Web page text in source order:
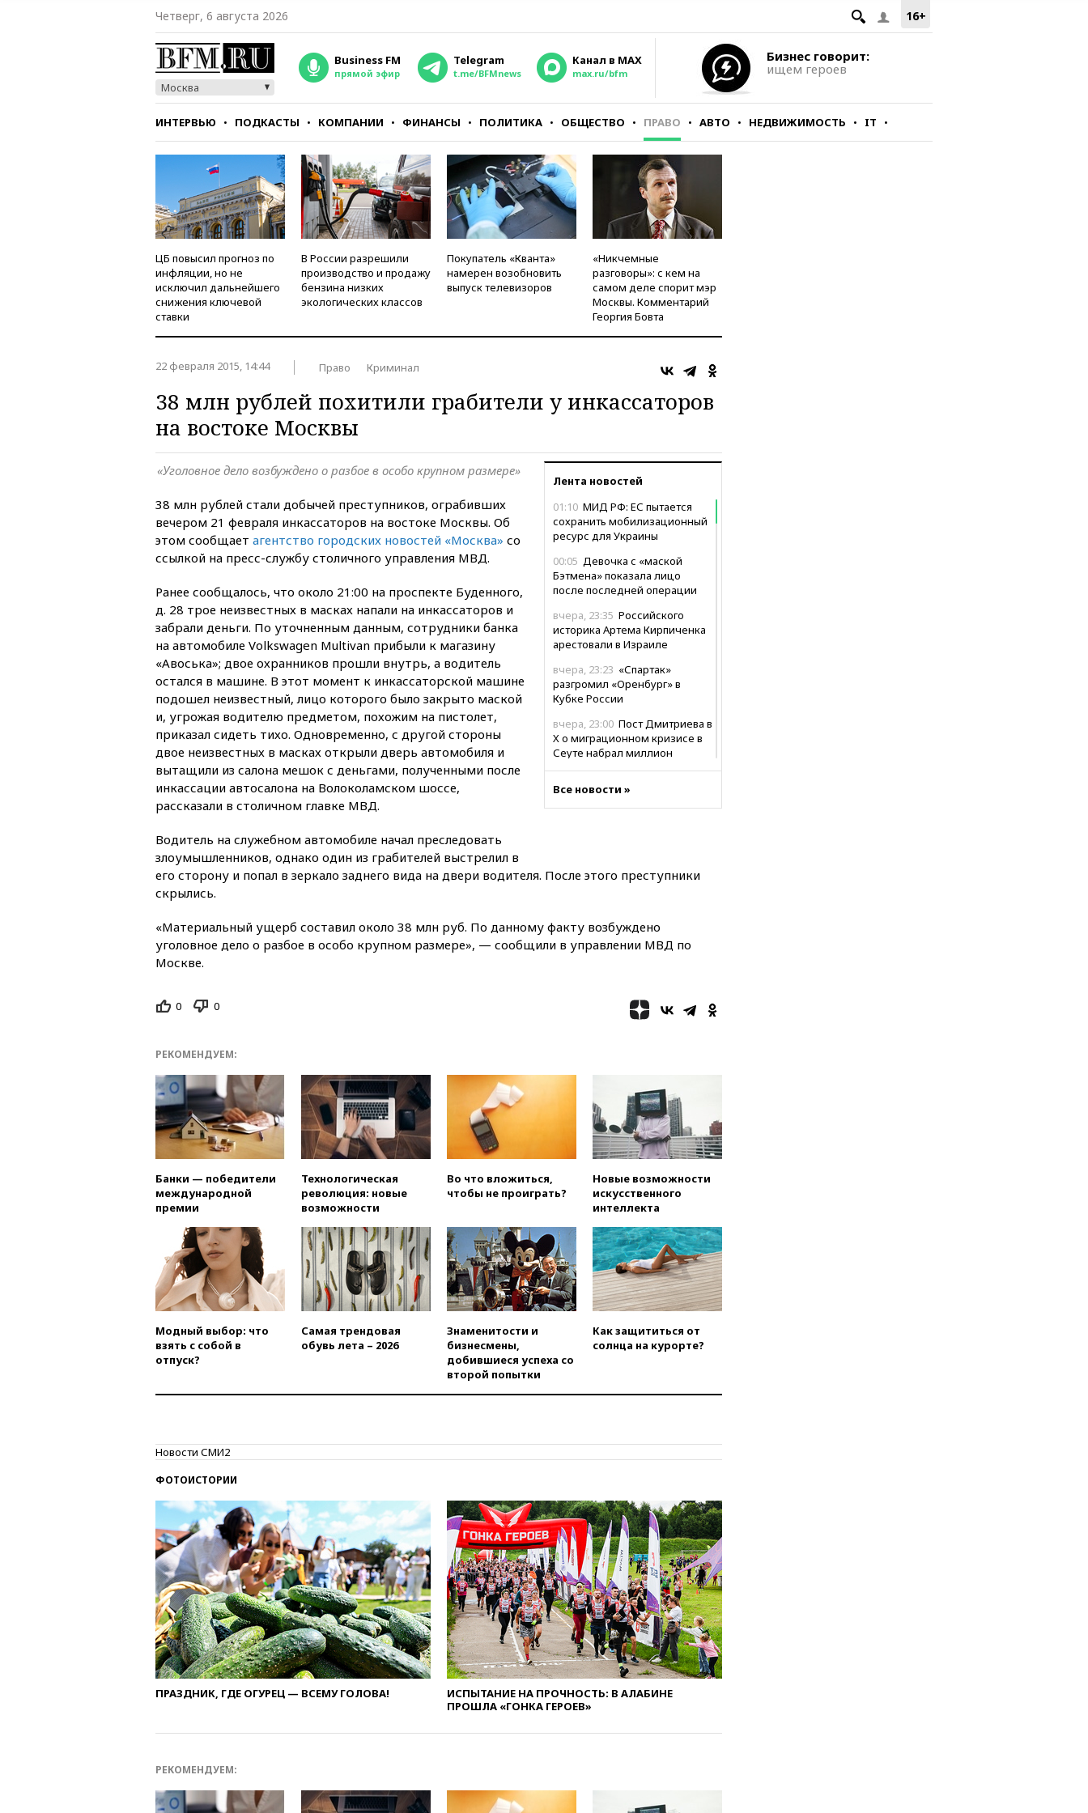
16+
Четверг, 6 августа 2026
Москва
Business FM
прямой эфир
Telegram
t.me/BFMnews
Канал в MAX
max.ru/bfm
Бизнес говорит:
ищем героев
ИНТЕРВЬЮ ПОДКАСТЫ КОМПАНИИ ФИНАНСЫ ПОЛИТИКА ОБЩЕСТВО ПРАВО АВТО НЕДВИЖИМОСТЬ IT
СТИЛЬ ТЕСТЫ
ЦБ повысил прогноз по
инфляции, но не
исключил дальнейшего
снижения ключевой
ставки
В России разрешили
производство и продажу
бензина низких
экологических классов
Покупатель «Кванта»
намерен возобновить
выпуск телевизоров
«Никчемные
разговоры»: с кем на
самом деле спорит мэр
Москвы. Комментарий
Георгия Бовта
22 февраля 2015, 14:44 Право Криминал
38 млн рублей похитили грабители у инкассаторов
на востоке Москвы
Лента новостей
01:10 МИД РФ: ЕС пытается
сохранить мобилизационный
ресурс для Украины
00:05 Девочка с «маской
Бэтмена» показала лицо
после последней операции
вчера, 23:35 Российского
историка Артема Кирпиченка
арестовали в Израиле
вчера, 23:23 «Спартак»
разгромил «Оренбург» в
Кубке России
вчера, 23:00 Пост Дмитриева в
X о миграционном кризисе в
Сеуте набрал миллион
вчера, 22:49Минпромторг:
банкротство «Кванта» не
вчера, 22:35Семь грузовых
вчера, 22:22Минфин: в июле
выросли нефтегазовые
согласовал первый стандарт
исламского банкинга
вчера, 21:35
Машков: в РФ
подготовили концепцию
развития театрального
искусства до 2035 года
вчера, 21:21Правительство
РФ разрешило продажу
бензина старых
вчера, 21:15Путин обсудил с
Машковым 150-летие Союза
театральных деятелей
вчера, 20:47Newsweek:
«взрывная» диарея охватила
47 из 50 штатов США
вчера, 20:35 ПВО за 12 часов
сбила 200 украинских
вчера, 20:15ТАСС: жизни
угрожает
вчера, 20:08По всей Грузии
снова отключилось
электричество
вчера, 20:00Зеленский связал
дефицит ракет с попыткой
Запада принудить Киев к
уступкам
вчера, 19:45Памфилова: ЦИК
примет беспрецедентные
меры безопасности во время
выборов
сообщила об омоложении
вчера, 19:25
прокомментировал первый
Все новости »
«Уголовное дело возбуждено о разбое в особо крупном размере»
38 млн рублей стали добычей преступников, ограбивших
вечером 21 февраля инкассаторов на востоке Москвы. Об
этом сообщает агентство городских новостей «Москва» со
ссылкой на пресс-службу столичного управления МВД.
Ранее сообщалось, что около 21:00 на проспекте Буденного,
д. 28 трое неизвестных в масках напали на инкассаторов и
забрали деньги. По уточненным данным, сотрудники банка
на автомобиле Volkswagen Multivan прибыли к магазину
«Авоська»; двое охранников прошли внутрь, а водитель
остался в машине. В этот момент к инкассаторской машине
подошел неизвестный, лицо которого было закрыто маской
и, угрожая водителю предметом, похожим на пистолет,
приказал сидеть тихо. Одновременно, с другой стороны
двое неизвестных в масках открыли дверь автомобиля и
вытащили из салона мешок с деньгами, полученными после
инкассации автосалона на Волоколамском шоссе,
рассказали в столичном главке МВД.
Водитель на служебном автомобиле начал преследовать
злоумышленников, однако один из грабителей выстрелил в
его сторону и попал в зеркало заднего вида на двери водителя. После этого преступники
скрылись.
«Материальный ущерб составил около 38 млн руб. По данному факту возбуждено
уголовное дело о разбое в особо крупном размере», — сообщили в управлении МВД по
Москве.
0 0
РЕКОМЕНДУЕМ:
Банки — победители
международной
премии
Технологическая
революция: новые
возможности
Во что вложиться,
чтобы не проиграть?
Новые возможности
искусственного
интеллекта
Модный выбор: что
взять с собой в
отпуск?
Самая трендовая
обувь лета – 2026
Знаменитости и
бизнесмены,
добившиеся успеха со
второй попытки
Как защититься от
солнца на курорте?
Новости СМИ2
ФОТОИСТОРИИ
ПРАЗДНИК, ГДЕ ОГУРЕЦ — ВСЕМУ ГОЛОВА!
ИСПЫТАНИЕ НА ПРОЧНОСТЬ: В АЛАБИНЕ
ПРОШЛА «ГОНКА ГЕРОЕВ»
РЕКОМЕНДУЕМ: